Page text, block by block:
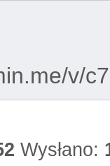
v/
Wysłano: